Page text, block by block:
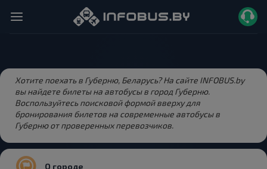
Хотите поехать в Губерню, Беларусь? На сайте INFOBUS.by
вы найдете билеты на автобусы в город Губерню.
Воспользуйтесь поисковой формой вверху для
бронирования билетов на современные автобусы в
Губерню от проверенных перевозчиков.
О городе